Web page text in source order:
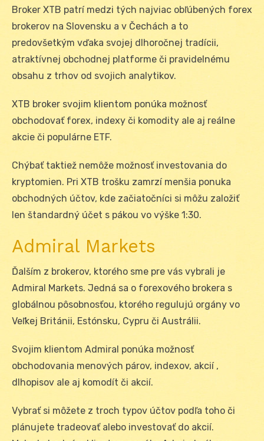
Broker XTB patrí medzi tých najviac obľúbených forex
brokerov na Slovensku a v Čechách a to
predovšetkým vďaka svojej dlhoročnej tradícii,
atraktívnej obchodnej platforme či pravidelnému
obsahu z trhov od svojich analytikov.
XTB broker svojim klientom ponúka možnosť
obchodovať forex, indexy či komodity ale aj reálne
akcie či populárne ETF.
Chýbať taktiež nemôže možnosť investovania do
kryptomien. Pri XTB trošku zamrzí menšia ponuka
obchodných účtov, kde začiatočníci si môžu založiť
len štandardný účet s pákou vo výške 1:30.
Admiral Markets
Ďalším z brokerov, ktorého sme pre vás vybrali je
Admiral Markets. Jedná sa o forexového brokera s
globálnou pôsobnosťou, ktorého regulujú orgány vo
Veľkej Británii, Estónsku, Cypru či Austrálii.
Svojim klientom Admiral ponúka možnosť
obchodovania menových párov, indexov, akcií ,
dlhopisov ale aj komodít či akcií.
Vybrať si môžete z troch typov účtov podľa toho či
plánujete tradeovať alebo investovať do akcií.